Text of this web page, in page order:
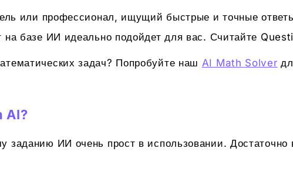
или профессионал, ищущий быстрые и точные
на базе ИИ идеально подойдет для вас. Считайте
задач? Попробуйте наш AI Math Solver
AI?
ИИ очень прост в использовании. Достаточно